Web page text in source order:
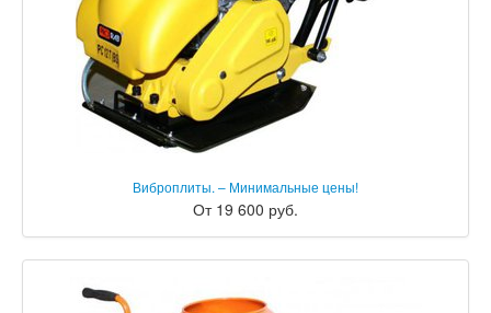
Виброплиты. – Минимальные цены!
От 19 600 руб.